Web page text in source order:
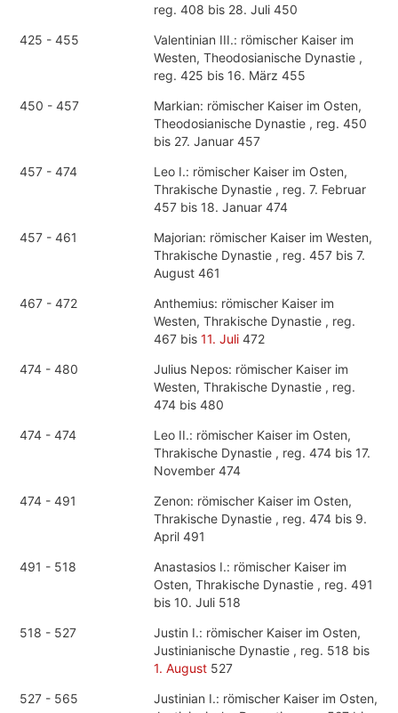
reg. 408 bis 28. Juli 450
425 - 455
Valentinian III.: römischer Kaiser im
Westen, Theodosianische Dynastie ,
reg. 425 bis 16. März 455
450 - 457
Markian: römischer Kaiser im Osten,
Theodosianische Dynastie , reg. 450
bis 27. Januar 457
457 - 474
Leo I.: römischer Kaiser im Osten,
Thrakische Dynastie , reg. 7. Februar
457 bis 18. Januar 474
457 - 461
Majorian: römischer Kaiser im Westen,
Thrakische Dynastie , reg. 457 bis 7.
August 461
467 - 472
Anthemius: römischer Kaiser im
Westen, Thrakische Dynastie , reg.
467 bis 11. Juli 472
474 - 480
Julius Nepos: römischer Kaiser im
Westen, Thrakische Dynastie , reg.
474 bis 480
474 - 474
Leo II.: römischer Kaiser im Osten,
Thrakische Dynastie , reg. 474 bis 17.
November 474
474 - 491
Zenon: römischer Kaiser im Osten,
Thrakische Dynastie , reg. 474 bis 9.
April 491
491 - 518
Anastasios I.: römischer Kaiser im
Osten, Thrakische Dynastie , reg. 491
bis 10. Juli 518
518 - 527
Justin I.: römischer Kaiser im Osten,
Justinianische Dynastie , reg. 518 bis
1. August 527
527 - 565
Justinian I.: römischer Kaiser im Osten,